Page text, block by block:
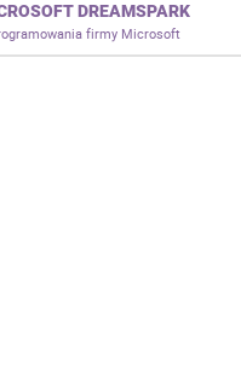
DREAMSPARK
firmy Microsoft